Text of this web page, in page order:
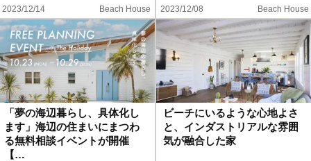
2023/12/14 Beach House 2023/12/08 Beach House
「夢の海辺暮らし、具体化し
ます」海辺の住まいにまつわ
る無料相談イベントが開催
【…
ビーチにいるような心地よさ
と、インダストリアルな雰囲
気が融合した家
製品情報
特集
試合
ハウツー
ホリデースタイル